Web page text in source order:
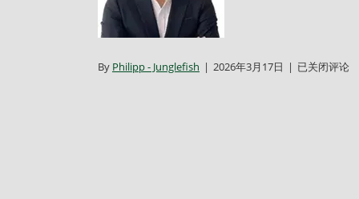
By Philipp - Junglefish | 2026年3月17日 | Hong
已关闭评论